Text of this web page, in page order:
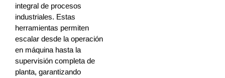
integral de procesos
industriales. Estas
herramientas permiten
escalar desde la operación
en máquina hasta la
supervisión completa de
planta, garantizando